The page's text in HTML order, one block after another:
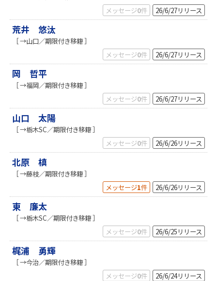
メッセージ0件 26/6/27リリース
荒井 悠汰
［ →山口／期限付き移籍 ］
メッセージ0件 26/6/27リリース
岡 哲平
［ →福岡／期限付き移籍 ］
メッセージ0件 26/6/27リリース
山口 太陽
［ →栃木SC／期限付き移籍 ］
メッセージ0件 26/6/26リリース
北原 槙
［ →藤枝／期限付き移籍 ］
メッセージ1件 26/6/26リリース
東 廉太
［ →栃木SC／期限付き移籍 ］
メッセージ0件 26/6/25 リリース
梶浦 勇輝
［ →今治／期限付き移籍 ］
メッセージ0件 26/6/24リリース